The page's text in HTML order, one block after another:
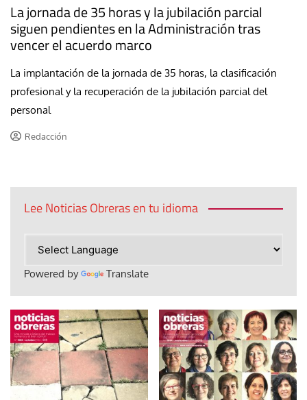
La jornada de 35 horas y la jubilación parcial
siguen pendientes en la Administración tras
vencer el acuerdo marco
La implantación de la jornada de 35 horas, la clasificación
profesional y la recuperación de la jubilación parcial del
personal
Redacción
Lee Noticias Obreras en tu idioma
Powered by Translate